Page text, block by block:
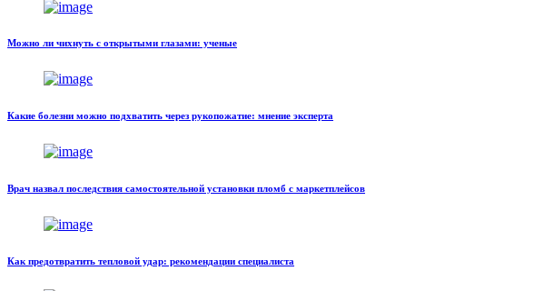
Можно ли чихнуть с открытыми глазами: ученые
Какие болезни можно подхватить через рукопожатие: мнение эксперта
Врач назвал последствия самостоятельной установки пломб с маркетплейсов
Как предотвратить тепловой удар: рекомендации специалиста